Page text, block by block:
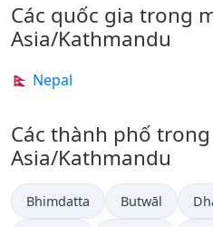
Các quốc gia trong
Asia/Kathmandu
🇳🇵 Nepal
Các thành phố
Asia/Kathmandu
Bhimdatta Butwāl